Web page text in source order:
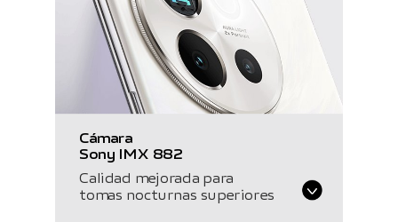
Cámara
Sony IMX 882
Calidad mejorada para
tomas nocturnas superiores